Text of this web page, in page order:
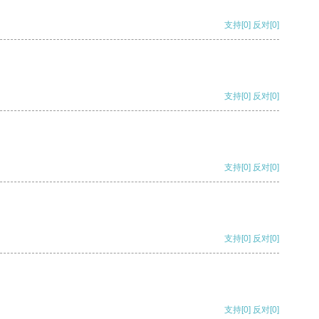
支持[0] 反对[0]
支持[0] 反对[0]
支持[0] 反对[0]
支持[0] 反对[0]
支持[0] 反对[0]